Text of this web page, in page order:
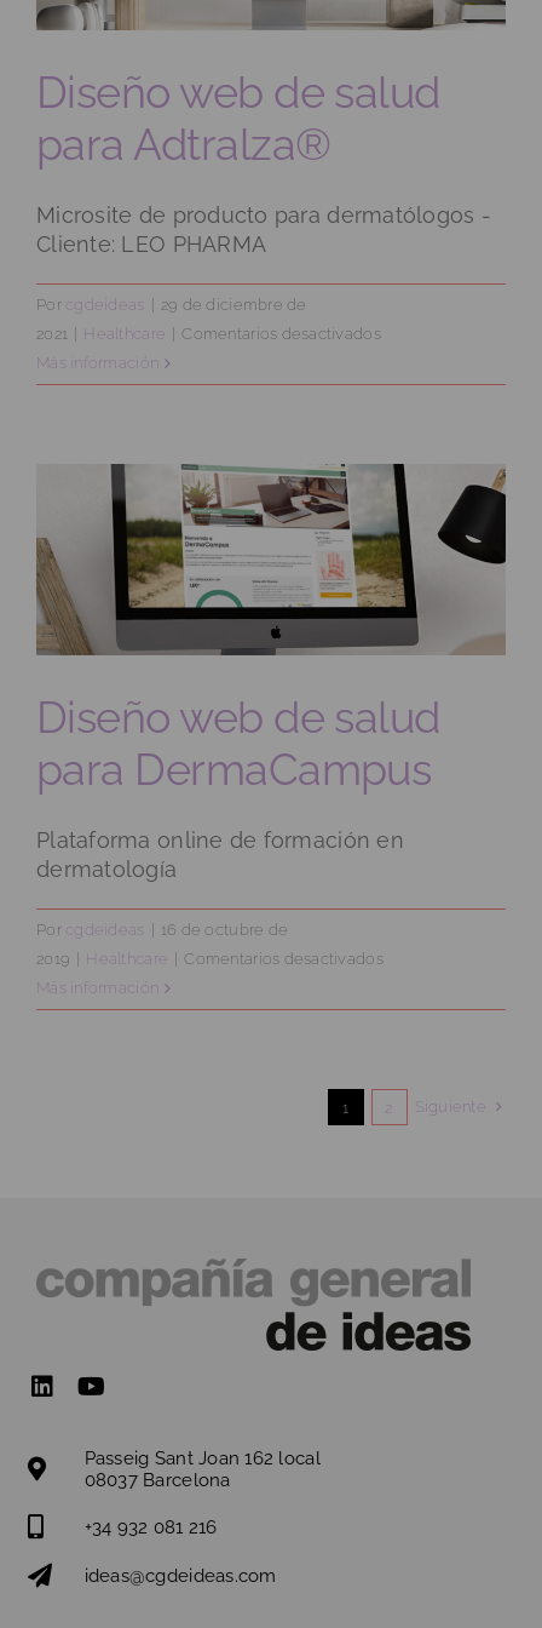
Diseño web de salud
para Adtralza®
Microsite de producto para dermatólogos -
Cliente: LEO PHARMA
Por cgdeideas
29 de diciembre de
2021
Healthcare Comentarios desactivadosen
web
para
Adtralza®
Más información
Diseño web de salud
para DermaCampus
Plataforma online de formación en
dermatología
Por cgdeideas
16 de octubre de
2019
Healthcare Comentarios desactivadosen
web
para
Más información
1 2 Siguiente
Passeig Sant Joan 162 local
08037 Barcelona
+34 932 081 216
ideas@cgdeideas.com